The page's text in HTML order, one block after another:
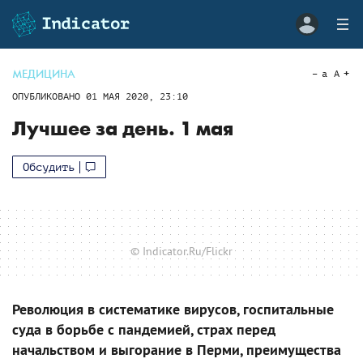
МЕДИЦИНА
ОПУБЛИКОВАНО 01 МАЯ 2020, 23:10
a A
Лучшее за день. 1 мая
Обсудить
© Indicator.Ru/Flickr
Революция в систематике вирусов, госпитальные
суда в борьбе с пандемией, страх перед
начальством и выгорание в Перми, преимущества